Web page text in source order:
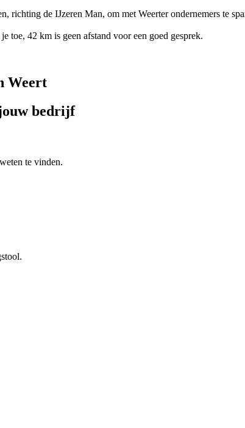
richting de IJzeren Man, om met Weerter ondernemers te
toe, 42 km is geen afstand voor een goed gesprek.
Weert
bedrijf
te vinden.